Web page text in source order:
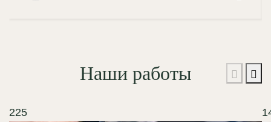
Наши работы
225